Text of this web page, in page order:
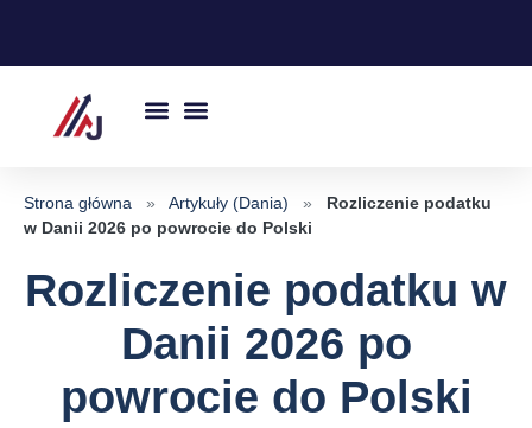
Przejdź
treści
Strona główna » Artykuły (Dania) »
Rozliczenie podatku
w Danii 2026 po powrocie do Polski
Rozliczenie podatku w
Danii 2026 po
powrocie do Polski